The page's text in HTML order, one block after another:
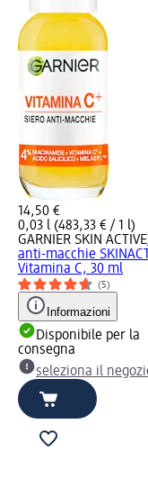
14,50 €
0,03 l (483,33 € / 1 l)
GARNIER SKIN ACTIVE
anti-macchie
Vitamina C, 30 ml
(5)
Informazioni
Disponibile per la
consegna
seleziona il